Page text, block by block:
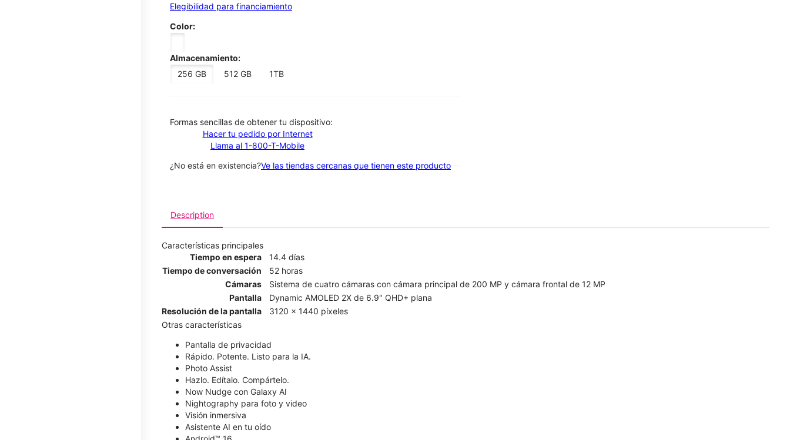
Elegibilidad para financiamiento
Color:
Almacenamiento:
256 GB
512 GB 1TB
​​​​​​​Formas sencillas de obtener tu dispositivo:
Hacer tu pedido por Internet
Llama al 1-800-T-Mobile
¿No está en existencia?Ve las tiendas cercanas que tienen este producto
Description
Características principales
Tiempo en espera
14.4 días
Tiempo de conversación
52 horas
Cámaras
Sistema de cuatro cámaras con cámara principal de 200 MP y cámara frontal de 12 MP
Pantalla
Dynamic AMOLED 2X de 6.9" QHD+ plana
Resolución de la pantalla
3120 x 1440 píxeles
Otras características
​​​​​​​Pantalla de privacidad
Rápido. Potente. Listo para la IA.
Photo Assist
Hazlo. Edítalo. Compártelo.
Now Nudge con Galaxy AI
Nightography para foto y video
Visión inmersiva
Asistente AI en tu oído